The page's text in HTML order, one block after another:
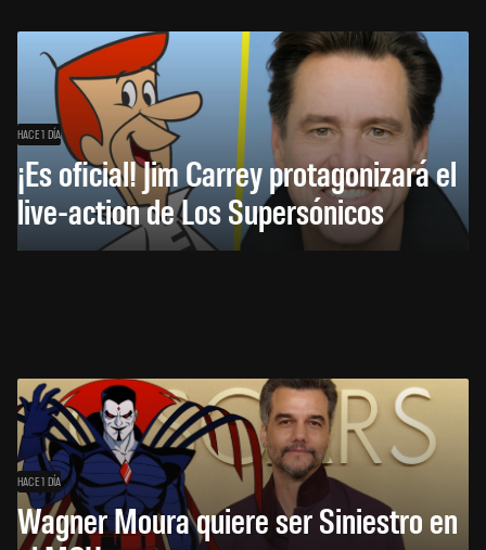
HACE 1 DÍA
¡Es oficial! Jim Carrey protagonizará el
live-action de Los Supersónicos
HACE 1 DÍA
Wagner Moura quiere ser Siniestro en